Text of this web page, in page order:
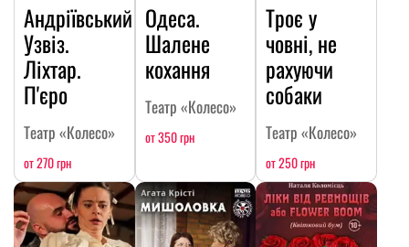
Андріївський
Узвіз.
Ліхтар.
П'єро
Театр «Колесо»
от 270 грн
Одеса.
Шалене
кохання
Театр «Колесо»
от 350 грн
Троє у
човні, не
рахуючи
собаки
Театр «Колесо»
от 250 грн